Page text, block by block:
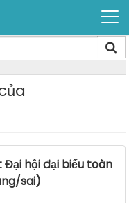
Đại hội đại biểu toàn
sai)